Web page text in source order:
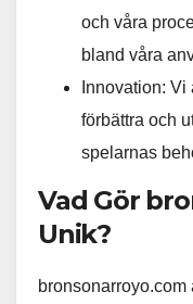
och våra
bland våra
Innovation:
förbättra och
spelarnas
Vad Gör
Unik?